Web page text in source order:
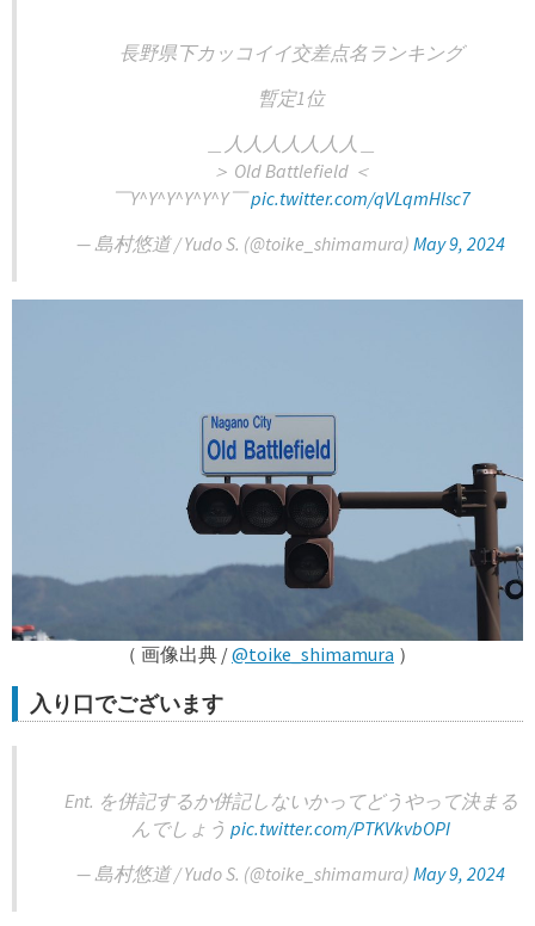
長野県下カッコイイ交差点名ランキング
暫定1位
＿人人人人人人人＿
＞ Old Battlefield ＜
￣Y^Y^Y^Y^Y^Y￣pic.twitter.com/qVLqmHlsc7
— 島村悠道 / Yudo S. (@toike_shimamura) May 9, 2024
（ 画像出典 /@toike_shimamura ）
入り口でございます
Ent. を併記するか併記しないかってどうやって決まる
んでしょう pic.twitter.com/PTKVkvbOPI
— 島村悠道 / Yudo S. (@toike_shimamura) May 9, 2024